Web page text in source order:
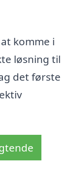
komme i
løsning til
det første